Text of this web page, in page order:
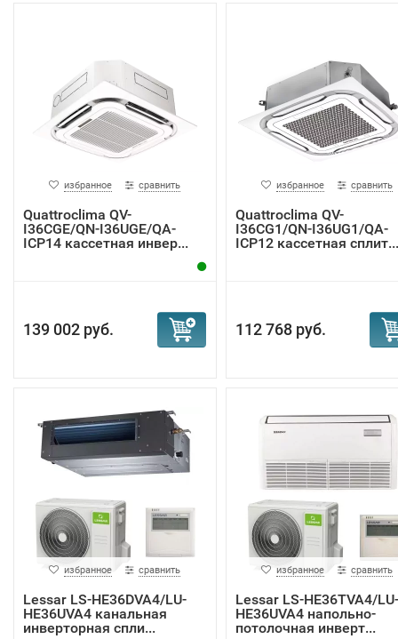
избранное сравнить
Quattroclima QV-
I36CGE/QN-I36UGE/QA-
ICP14 кассетная инвер...
139 002 руб.
избранное сравнить
Quattroclima QV-
I36CG1/QN-I36UG1/QA-
ICP12 кассетная сплит...
112 768 руб.
избранное сравнить
Lessar LS-HE36DVA4/LU-
HE36UVA4 канальная
инверторная спли...
избранное сравнить
Lessar LS-HE36TVA4/LU-
HE36UVA4 напольно-
потолочная инверт...